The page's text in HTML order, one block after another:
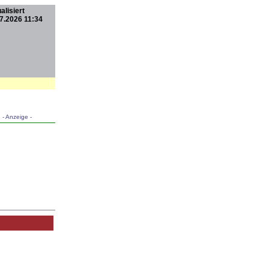
11:34
- Anzeige -